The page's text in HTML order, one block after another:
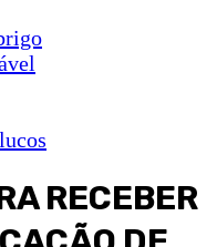
RECEBER